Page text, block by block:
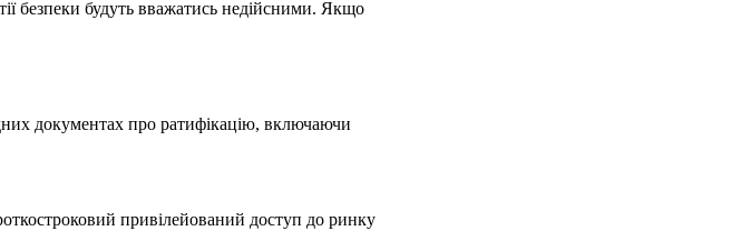
безпеки будуть вважатись недійсними. Якщо
документах про ратифікацію, включаючи
привілейований доступ до ринку